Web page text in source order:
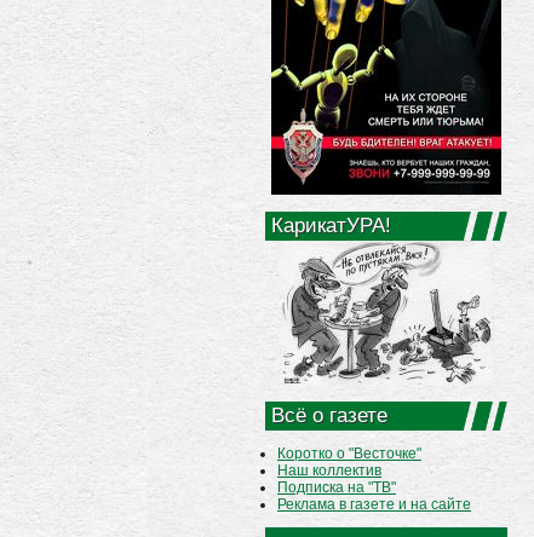
КарикатУРА!
Всё о газете
Коротко о "Весточке"
Наш коллектив
Подписка на "ТВ"
Реклама в газете и на сайте